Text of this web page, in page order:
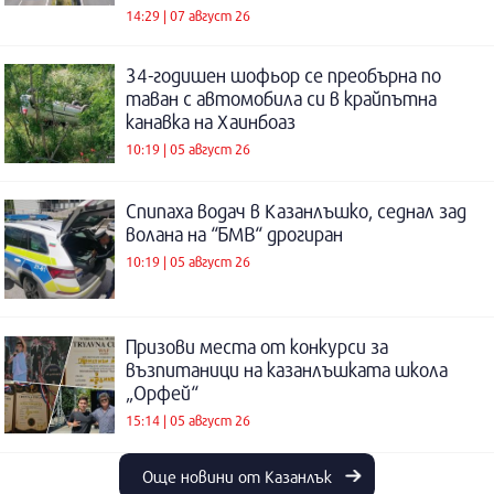
14:29 | 07 август 26
34-годишен шофьор се преобърна по
таван с автомобила си в крайпътна
канавка на Хаинбоаз
10:19 | 05 август 26
Спипаха водач в Казанлъшко, седнал зад
волана на “БМВ“ дрогиран
10:19 | 05 август 26
Призови места от конкурси за
възпитаници на казанлъшката школа
„Орфей“
15:14 | 05 август 26
Още новини от Казанлък